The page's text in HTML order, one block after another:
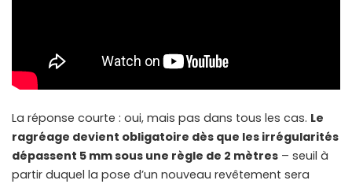
La réponse courte : oui, mais pas dans tous les cas. Le
ragréage devient obligatoire dès que les irrégularités
dépassent 5 mm sous une règle de 2 mètres – seuil à
partir duquel la pose d’un nouveau revêtement sera